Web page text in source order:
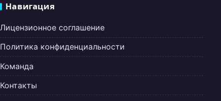
Навигация
Лицензионное соглашение
Политика конфиденциальности
Команда
Контакты